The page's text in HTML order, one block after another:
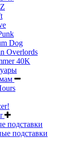
Dog
Overlords
40K
подставки
подставки